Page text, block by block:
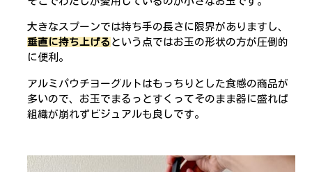
大きなスプーンでは持ち手の長さに限界がありますし、
垂直に持ち上げる という点ではお玉の形状の方が圧倒的
に便利。
アルミパウチヨーグルトはもっちりとした食感の商品が
多いので、お玉でまるっとすくってそのまま器に盛れば
組織が崩れずビジュアルも良しです。